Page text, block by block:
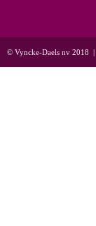
© Vyncke-Daels nv 2018 |